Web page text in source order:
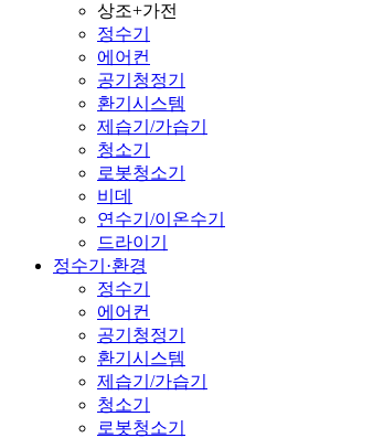
상조+가전
정수기
에어컨
공기청정기
환기시스템
제습기/가습기
청소기
로봇청소기
비데
연수기/이온수기
드라이기
정수기·환경
정수기
에어컨
공기청정기
환기시스템
제습기/가습기
청소기
로봇청소기